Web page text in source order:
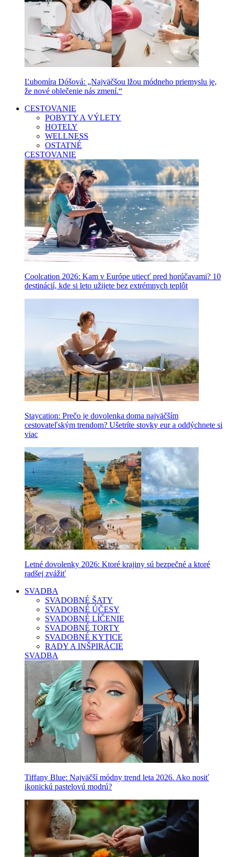
Ľubomíra Dóšová: „Najväčšou lžou módneho priemyslu je,
že nové oblečenie nás zmení.“
CESTOVANIE
POBYTY A VÝLETY
HOTELY
WELLNESS
OSTATNÉ
CESTOVANIE
Coolcation 2026: Kam v Európe utiecť pred horúčavami? 10
destinácií, kde si leto užijete bez extrémnych teplôt
Staycation: Prečo je dovolenka doma najväčším
cestovateľským trendom? Ušetríte stovky eur a oddýchnete si
viac
Letné dovolenky 2026: Ktoré krajiny sú bezpečné a ktoré
radšej zvážiť
SVADBA
SVADOBNÉ ŠATY
SVADOBNÉ ÚČESY
SVADOBNÉ LÍČENIE
SVADOBNÉ TORTY
SVADOBNÉ KYTICE
RADY A INŠPIRÁCIE
SVADBA
Tiffany Blue: Najväčší módny trend leta 2026. Ako nosiť
ikonickú pastelovú modrú?